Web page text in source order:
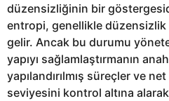
düzensizliğinin bir
entropi, genellikle düzensizlik
gelir. Ancak bu durumu
yapıyı sağlamlaştırmanın
yapılandırılmış süreçler ve
seviyesini kontrol altına